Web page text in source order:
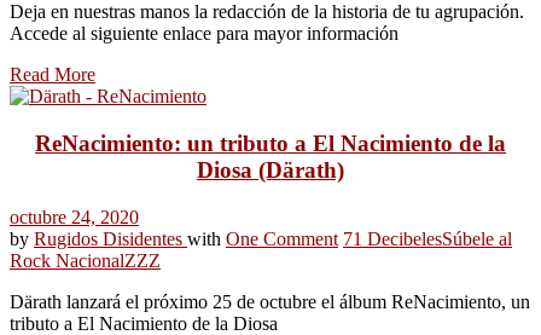
Deja en nuestras manos la redacción de la historia de tu agrupación.
Accede al siguiente enlace para mayor información
Read More
ReNacimiento: un tributo a El Nacimiento de la
Diosa (Därath)
octubre 24, 2020
by Rugidos Disidentes with One Comment 71 DecibelesSúbele al
Rock NacionalZZZ
Därath lanzará el próximo 25 de octubre el álbum ReNacimiento, un
tributo a El Nacimiento de la Diosa